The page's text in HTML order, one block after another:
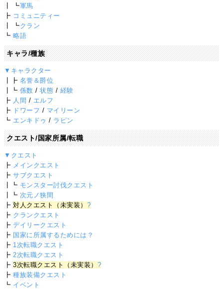
┃ ┗軍馬
┣ コミュニティー
┃ ┗クラン
┗略語
キャラ/種族
▼キャラクター
┃┣ 名誉＆爵位
┃┗ 係数 /状態 / 経験
┣ 人間 / エルフ
┣ ドワーフ / マイリーン
┗ エンキドゥ / ラピン
クエスト/国家所属/転職
▼クエスト
┣ メインクエスト
┣サブクエスト
┃┗ モンスター討伐クエスト
┃┗ 次元ノ狭間
┣対人クエスト（未実装） ?
┣ クランクエスト
┣デイリークエスト
┣ 国家に所属するためには？
┣ 1次転職クエスト
┣ 2次転職クエスト
┣3次転職クエスト（未実装） ?
┣種族装備クエスト
┗ イベント